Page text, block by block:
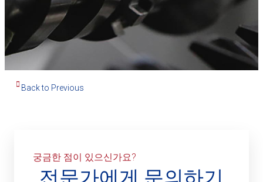
Back to Previous
궁금한 점이 있으신가요?
전문가에게 문의하기